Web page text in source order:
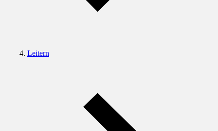
Leitern